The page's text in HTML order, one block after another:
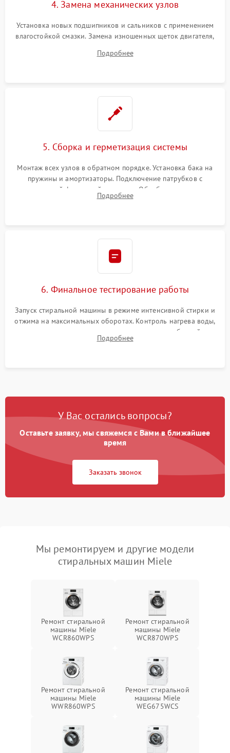
4. Замена механических узлов
Установка новых подшипников и сальников с применением
влагостойкой смазки. Замена изношенных щеток двигателя,
или поврежденной резиновой манжеты.
Подробнее
5. Сборка и герметизация системы
Монтаж всех узлов в обратном порядке. Установка бака на
пружины и амортизаторы. Подключение патрубков с
надежной фиксацией хомутами. Обработка стыков
герметиком для предотвращения возможных протечек воды.
Подробнее
6. Финальное тестирование работы
Запуск стиральной машины в режиме интенсивной стирки и
отжима на максимальных оборотах. Контроль нагрева воды,
корректности слива, отсутствия излишних вибраций,
посторонних стуков и протечек под корпусом.
Подробнее
У Вас остались вопросы?
Оставьте заявку, мы свяжемся с Вами в ближайшее
время
Заказать звонок
Мы ремонтируем и другие модели
стиральных машин Miele
Ремонт стиральной
машины Miele
WCR860WPS
Ремонт стиральной
машины Miele
WCR870WPS
Ремонт стиральной
машины Miele
WWR860WPS
Ремонт стиральной
машины Miele
WEG675WCS